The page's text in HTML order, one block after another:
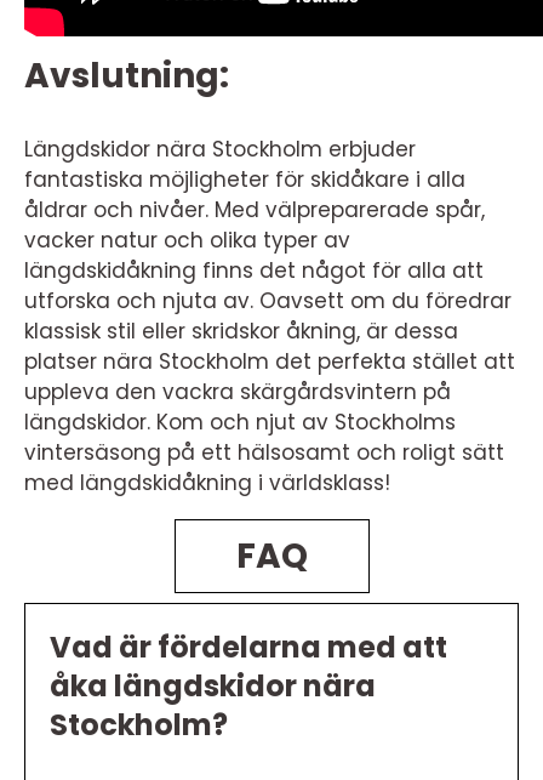
Avslutning:
Längdskidor nära Stockholm erbjuder
fantastiska möjligheter för skidåkare i alla
åldrar och nivåer. Med välpreparerade spår,
vacker natur och olika typer av
längdskidåkning finns det något för alla att
utforska och njuta av. Oavsett om du föredrar
klassisk stil eller skridskor åkning, är dessa
platser nära Stockholm det perfekta stället att
uppleva den vackra skärgårdsvintern på
längdskidor. Kom och njut av Stockholms
vintersäsong på ett hälsosamt och roligt sätt
med längdskidåkning i världsklass!
FAQ
Vad är fördelarna med att
åka längdskidor nära
Stockholm?